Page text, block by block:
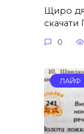
Щиро
скачати
0
ЛАЙФ